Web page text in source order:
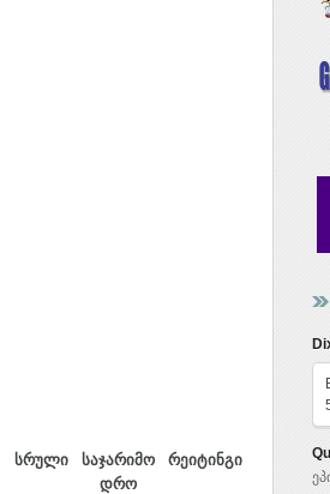
სრული
საჯარიმო
დრო
რეიტინგი